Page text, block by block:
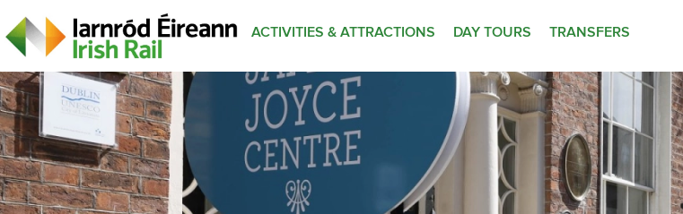
ACTIVITIES & ATTRACTIONS DAY TOURS TRANSFERS